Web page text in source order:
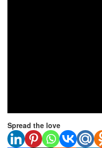
Spread the love